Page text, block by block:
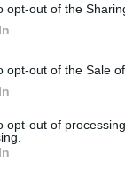
opt-out of the
opt-out of the Sale
opt-out of
RÓWNIEŻ: